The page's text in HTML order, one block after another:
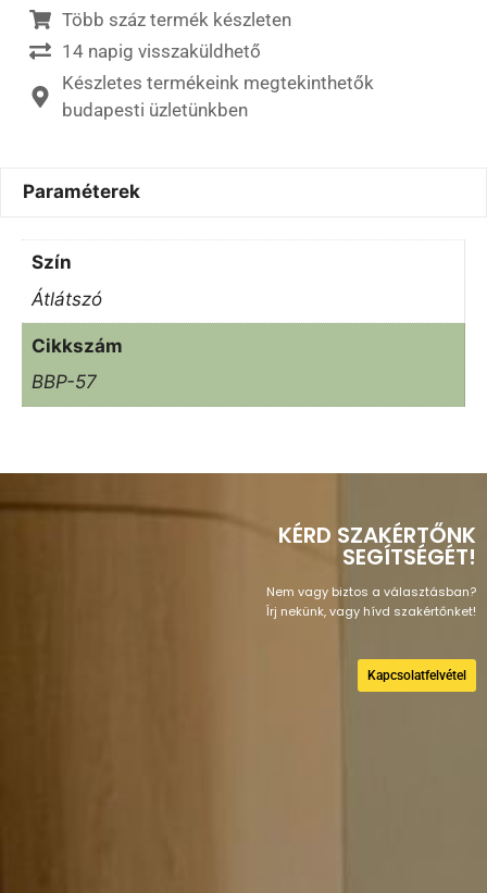
Több száz termék készleten
14 napig visszaküldhető
Készletes termékeink megtekinthetők
budapesti üzletünkben
Paraméterek
Szín
Átlátszó
Cikkszám
BBP-57
KÉRD SZAKÉRTŐNK
SEGÍTSÉGÉT!
Nem vagy biztos a választásban?
Írj nekünk, vagy hívd szakértőnket!
Kapcsolatfelvétel